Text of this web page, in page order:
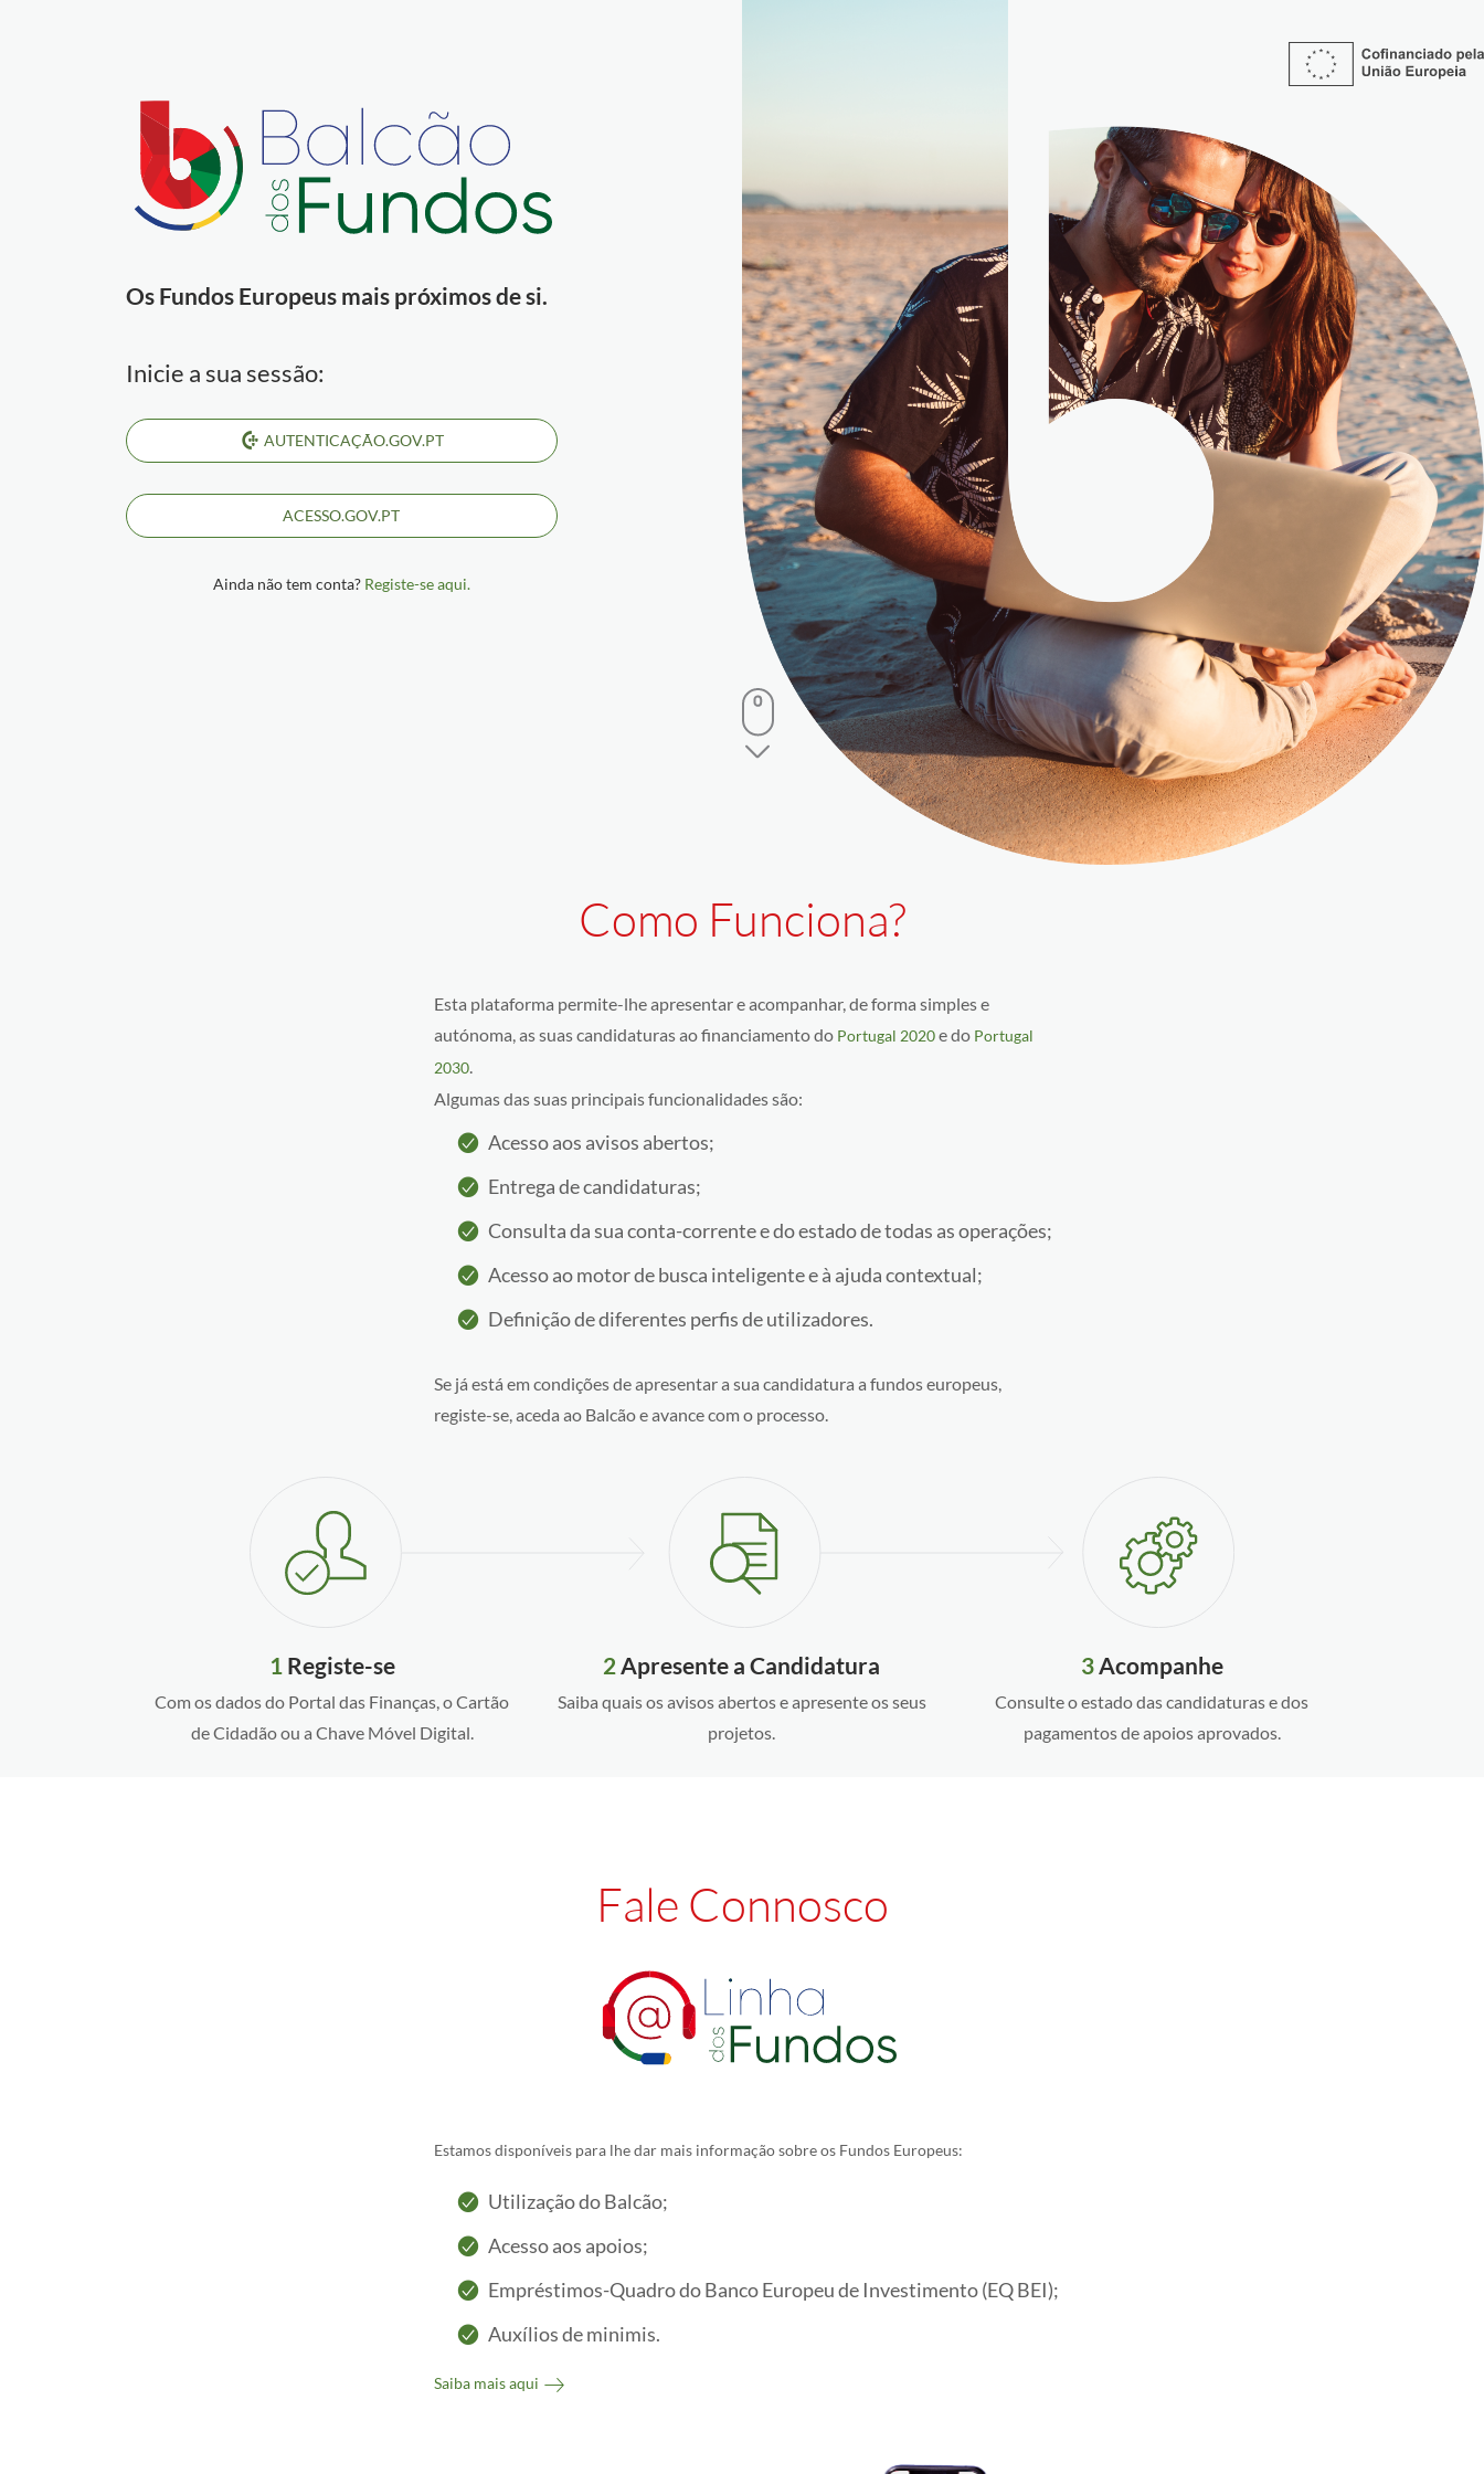
Os Fundos Europeus mais próximos de si.
Inicie a sua sessão:
AUTENTICAÇÃO.GOV.PT
ACESSO.GOV.PT
Ainda não tem conta? Registe-se aqui.
Como Funciona?
Esta plataforma permite-lhe apresentar e acompanhar, de forma simples e
autónoma, as suas candidaturas ao financiamento do Portugal 2020e do Portugal
2030
Algumas das suas principais funcionalidades são:
Acesso aos avisos abertos;
Entrega de candidaturas;
Consulta da sua conta-corrente e do estado de todas as operações;
Acesso ao motor de busca inteligente e à ajuda contextual;
Definição de diferentes perfis de utilizadores.
Se já está em condições de apresentar a sua candidatura a fundos europeus,
registe-se, aceda ao Balcão e avance com o processo.
1 Registe-se
Com os dados do Portal das Finanças, o Cartão
de Cidadão ou a Chave Móvel Digital.
2 Apresente a Candidatura
Saiba quais os avisos abertos e apresente os seus
projetos.
3Acompanhe
Consulte o estado das candidaturas e dos
pagamentos de apoios aprovados.
Fale Connosco
Estamos disponíveis para lhe dar mais informação sobre os Fundos Europeus:
Utilização do Balcão;
Acesso aos apoios;
Empréstimos-Quadro do Banco Europeu de Investimento (EQ BEI);
Auxílios de minimis.
Saiba mais aqui